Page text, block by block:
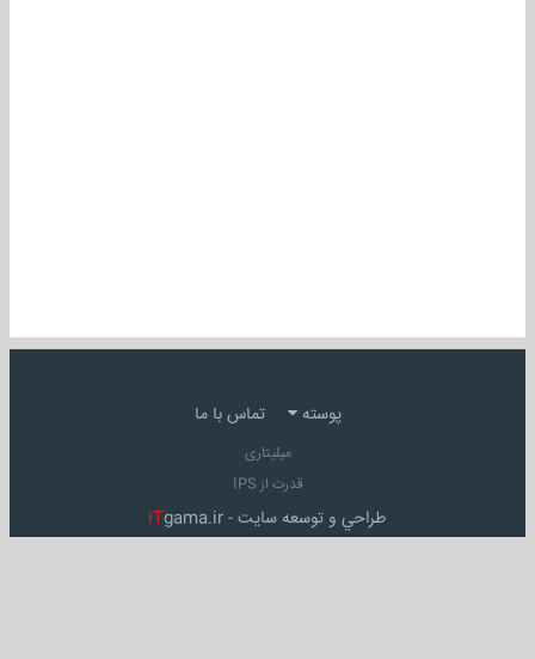
پوسته تماس با ما
میلیتاری
قدرت از IPS
طراحي و توسعه سايت - iTgama.ir